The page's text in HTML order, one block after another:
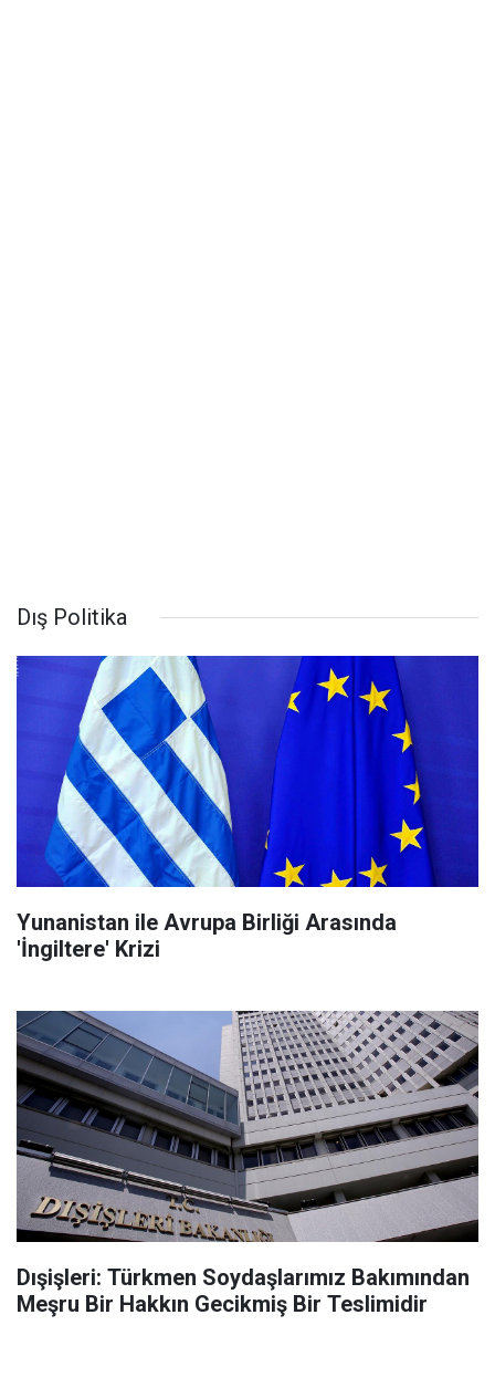
Dış Politika
Yunanistan ile Avrupa Birliği Arasında
'İngiltere' Krizi
Dışişleri: Türkmen Soydaşlarımız Bakımından
Meşru Bir Hakkın Gecikmiş Bir Teslimidir